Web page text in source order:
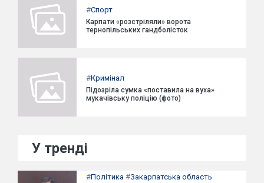
#Спорт
Карпати «розстріляли» ворота
тернопільських гандболісток
#Кримінал
Підозріла сумка «поставила на вуха»
мукачівську поліцію (фото)
У тренді
#Політика #Закарпатська область